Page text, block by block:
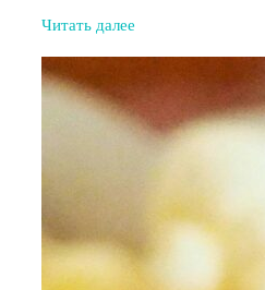
Читать далее